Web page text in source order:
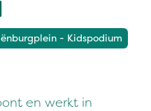
- Kidspodium
en werkt in